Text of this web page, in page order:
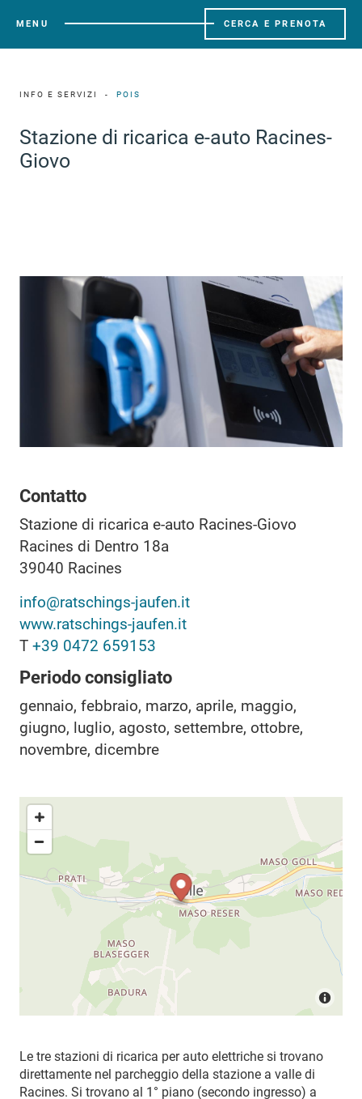
MENU CERCA E PRENOTA
INFO E SERVIZI POIS
Stazione di ricarica e-auto Racines-
Giovo
Contatto
Stazione di ricarica e-auto Racines-Giovo
Racines di Dentro 18a
39040 Racines
info@ratschings-jaufen.it
www.ratschings-jaufen.it
T +39 0472 659153
Periodo consigliato
gennaio, febbraio, marzo, aprile, maggio,
giugno, luglio, agosto, settembre, ottobre,
novembre, dicembre
Le tre stazioni di ricarica per auto elettriche si trovano
direttamente nel parcheggio della stazione a valle di
Racines. Si trovano al 1° piano (secondo ingresso) a